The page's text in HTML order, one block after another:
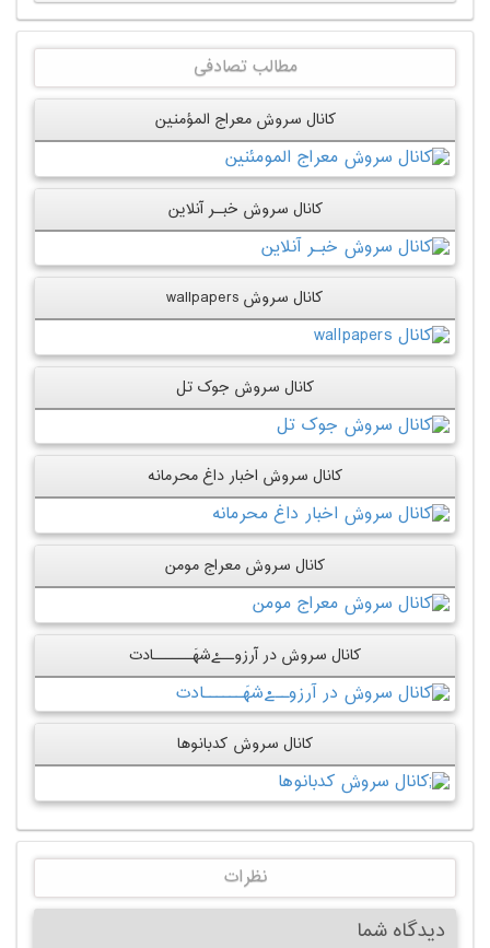
مطالب تصادفی
کانال سروش معراج المؤمنین
کانال سروش خبـر آنلاین
کانال سروش wallpapers
کانال سروش جوک تل
کانال سروش اخبار داغ محرمانه
کانال سروش معراج مومن
کانال سروش در آرزوــےْشهَــــــادت
کانال سروش کدبانوها
نظرات
دیدگاه شما